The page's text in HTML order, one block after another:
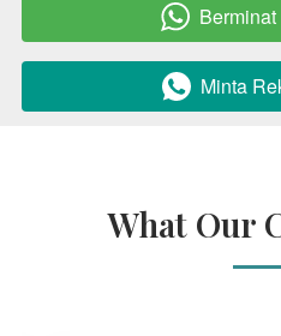
`
` Minta
What Our